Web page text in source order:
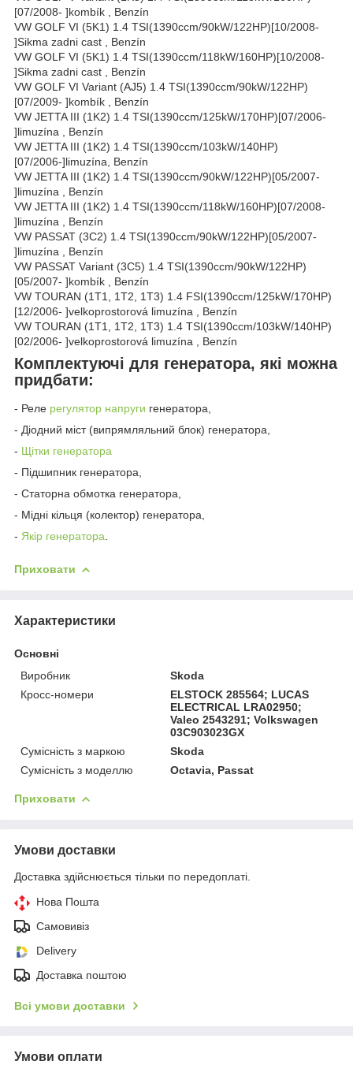
[07/2008- ]kombík , Benzín
VW GOLF VI (5K1) 1.4 TSI(1390ccm/90kW/122HP)[10/2008-
]Sikma zadni cast , Benzín
VW GOLF VI (5K1) 1.4 TSI(1390ccm/118kW/160HP)[10/2008-
]Sikma zadni cast , Benzín
VW GOLF VI Variant (AJ5) 1.4 TSI(1390ccm/90kW/122HP)
[07/2009- ]kombík , Benzín
VW JETTA III (1K2) 1.4 TSI(1390ccm/125kW/170HP)[07/2006-
]limuzína , Benzín
VW JETTA III (1K2) 1.4 TSI(1390ccm/103kW/140HP)
[07/2006-]limuzína, Benzín
VW JETTA III (1K2) 1.4 TSI(1390ccm/90kW/122HP)[05/2007-
]limuzína , Benzín
VW JETTA III (1K2) 1.4 TSI(1390ccm/118kW/160HP)[07/2008-
]limuzína , Benzín
VW PASSAT (3C2) 1.4 TSI(1390ccm/90kW/122HP)[05/2007-
]limuzína , Benzín
VW PASSAT Variant (3C5) 1.4 TSI(1390ccm/90kW/122HP)
[05/2007- ]kombík , Benzín
VW TOURAN (1T1, 1T2, 1T3) 1.4 FSI(1390ccm/125kW/170HP)
[12/2006- ]velkoprostorová limuzína , Benzín
VW TOURAN (1T1, 1T2, 1T3) 1.4 TSI(1390ccm/103kW/140HP)
[02/2006- ]velkoprostorová limuzína , Benzín
Комплектуючі для генератора, які можна
придбати:
- Реле регулятор напруги генератора,
- Діодний міст (випрямляльний блок) генератора,
- Щітки генератора
- Підшипник генератора,
- Статорна обмотка генератора,
- Мідні кільця (колектор) генератора,
- Якір генератора
Приховати
Характеристики
Основні
Виробник
Skoda
Кросс-номери
ELSTOCK 285564; LUCAS
ELECTRICAL LRA02950;
Valeo 2543291; Volkswagen
03C903023GX
Сумісність з маркою
Skoda
Сумісність з моделлю
Octavia, Passat
Приховати
Умови доставки
Доставка здійснюється тільки по передоплаті.
Нова Пошта
Самовивіз
Delivery
Доставка поштою
Всі умови доставки
Умови оплати